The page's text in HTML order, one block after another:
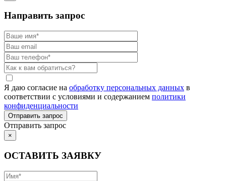
Направить запрос
Я даю согласие на обработку персональных данных в
соответствии с условиями и содержанием политики
конфиденциальности
Отправить запрос
×
ОСТАВИТЬ ЗАЯВКУ